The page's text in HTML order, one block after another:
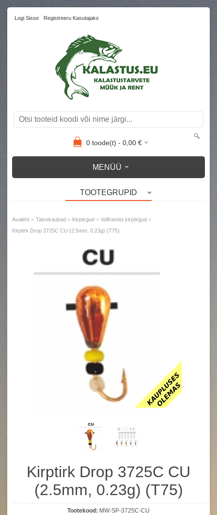
Logi Sisse Registreeru Kasutajaks
0toode(t) - 0,00€
MENÜÜ
TOOTEGRUPID
Avaleht » Talvekaubad » Kirptirgud » Volframist kirptirgud »
Kirptirk Drop 3725C CU (2.5mm, 0.23g) (T75)
Kirptirk Drop 3725C CU
(2.5mm, 0.23g) (T75)
Tootekood: MW-SP-3725C-CU